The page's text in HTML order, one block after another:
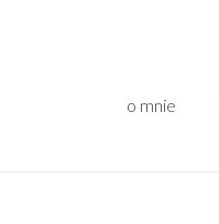
o mnie